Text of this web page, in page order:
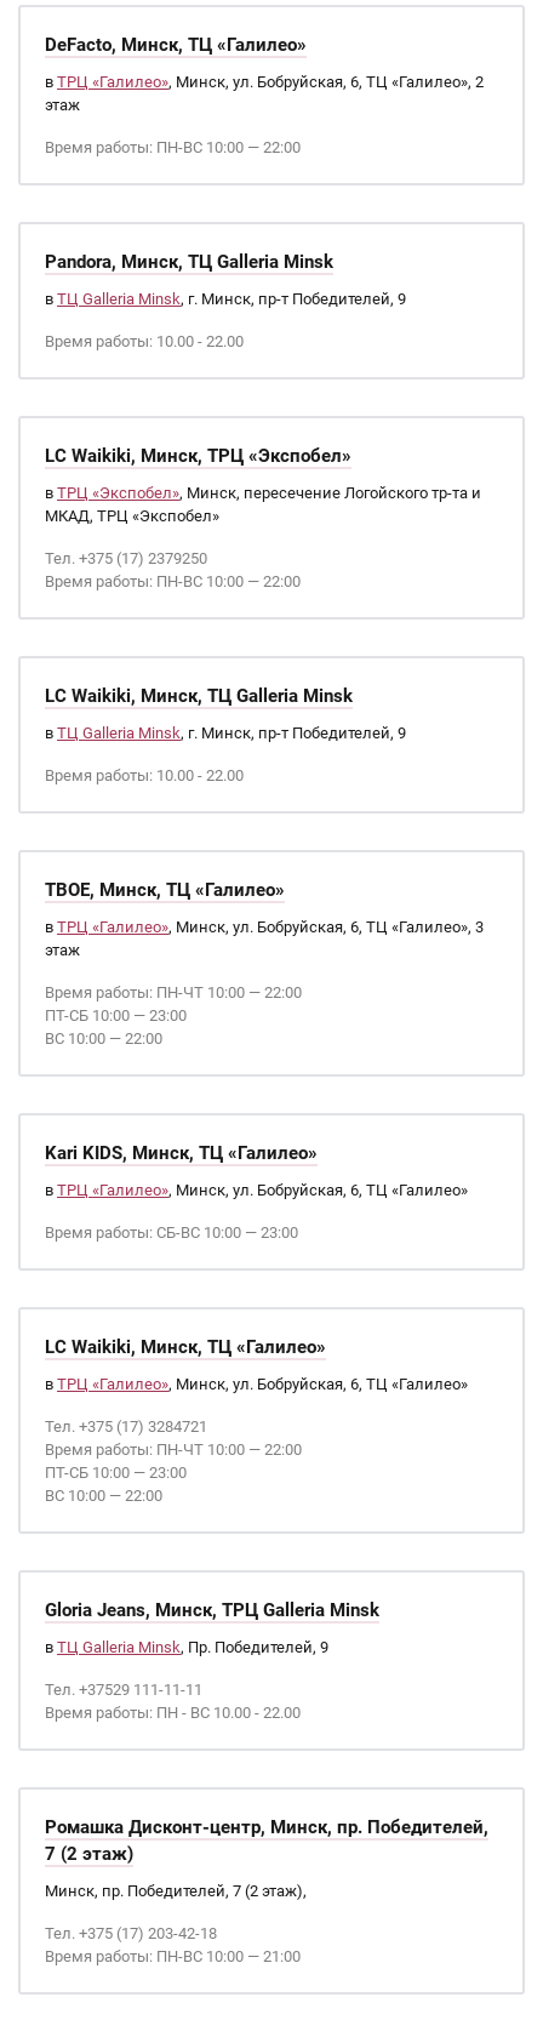
DeFacto, Минск, ТЦ «Галилео»
в ТРЦ «Галилео», Минск, ул. Бобруйская, 6, ТЦ «Галилео», 2
этаж
Время работы: ПН-ВС 10:00 — 22:00
Pandora, Минск, ТЦ Galleria Minsk
в ТЦ Galleria Minsk, г. Минск, пр-т Победителей, 9
Время работы: 10.00 - 22.00
LC Waikiki, Минск, ТРЦ «Экспобел»
в ТРЦ «Экспобел», Минск, пересечение Логойского тр-та и
МКАД, ТРЦ «Экспобел»
Тел. +375 (17) 2379250
Время работы: ПН-ВС 10:00 — 22:00
LC Waikiki, Минск, ТЦ Galleria Minsk
в ТЦ Galleria Minsk, г. Минск, пр-т Победителей, 9
Время работы: 10.00 - 22.00
ТВОЕ, Минск, ТЦ «Галилео»
в ТРЦ «Галилео», Минск, ул. Бобруйская, 6, ТЦ «Галилео», 3
этаж
Время работы: ПН-ЧТ 10:00 — 22:00
ПТ-СБ 10:00 — 23:00
ВС 10:00 — 22:00
Kari KIDS, Минск, ТЦ «Галилео»
в ТРЦ «Галилео», Минск, ул. Бобруйская, 6, ТЦ «Галилео»
Время работы: СБ-ВС 10:00 — 23:00
LC Waikiki, Минск, ТЦ «Галилео»
в ТРЦ «Галилео», Минск, ул. Бобруйская, 6, ТЦ «Галилео»
Тел. +375 (17) 3284721
Время работы: ПН-ЧТ 10:00 — 22:00
ПТ-СБ 10:00 — 23:00
ВС 10:00 — 22:00
Gloria Jeans, Минск, ТРЦ Galleria Minsk
в ТЦ Galleria Minsk, Пр. Победителей, 9
Тел. +37529 111-11-11
Время работы: ПН - ВС 10.00 - 22.00
Ромашка Дисконт-центр, Минск, пр. Победителей,
7 (2 этаж)
Минск, пр. Победителей, 7 (2 этаж),
Тел. +375 (17) 203-42-18
Время работы: ПН-ВС 10:00 — 21:00